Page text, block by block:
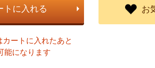
トに入れる
ートに入れたあと
能になります
お